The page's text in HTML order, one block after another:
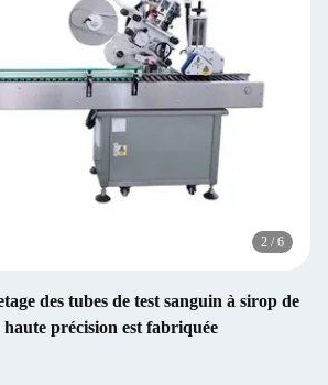
2 / 6
des tubes de test sanguin à sirop de
précision est fabriquée